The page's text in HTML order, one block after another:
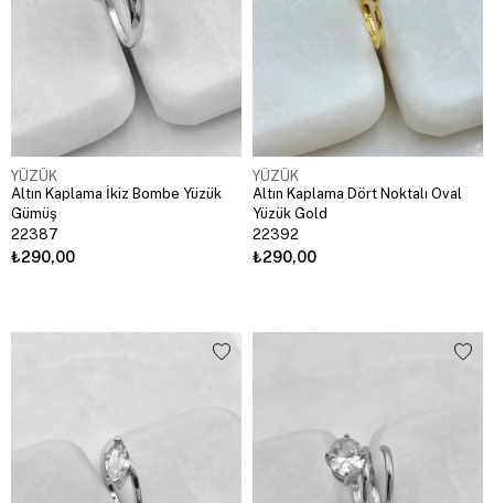
YÜZÜK
Altın Kaplama İkiz Bombe Yüzük
Gümüş
22387
₺290,00
YÜZÜK
Altın Kaplama Dört Noktalı Oval
Yüzük Gold
22392
₺290,00